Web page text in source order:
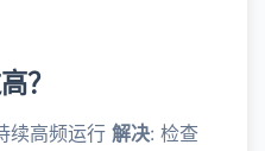
？
续高频运行 解决: 检查